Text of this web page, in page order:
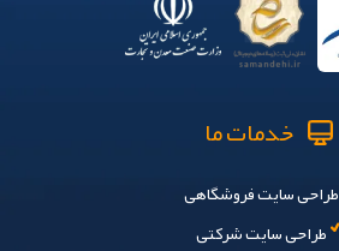
خدمات ما
طراحی سایت فروشگاهی
طراحی سایت شرکتی